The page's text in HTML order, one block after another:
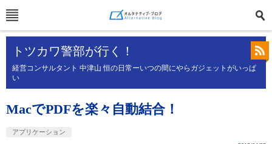
トツカワ警部が行く！
経営コンサルタント 中津山 恒の日常ーいつの間にやらガジェットがいっぱ
い
MacでPDFを楽々自動結合！
アプリケーション